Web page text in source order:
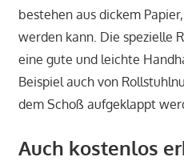
bestehen aus dickem
werden kann. Die spezielle
eine gute und leichte
Beispiel auch von
dem Schoß aufgeklappt
Auch kostenlos